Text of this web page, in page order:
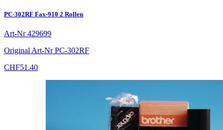
PC-302RF Fax-910 2 Rollen
Art-Nr429699
Original Art-NrPC-302RF
CHF51.40